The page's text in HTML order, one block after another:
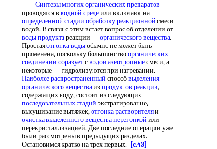
Синтезы многихорганических препаратов
проводятся в водной средеили включают на
определенной стадии обработку реакционной смеси
водой. В связи с этим встает вопрос об отделении от
воды продуктареакции —органического вещества.
Простаяотгонка водыобычно не может быть
применена, поскольку большинствоорганических
соединений образуетсводой азеотропныесмеси, а
некоторые — гидролизуются при нагревании.
Наиболее распространенный способвыделения
органического веществаиз продуктов реакции,
содержащих воду, состоит из следующих
последовательных стадий экстрагирование,
высушивание вытяжек,отгонка растворителяи
очистка выделенного вещества перегонкой или
перекристаллизацией. Две последние операции уже
были рассмотрены в предыдущих разделах.
Остановимся кратко на трех первых.
[c.43]